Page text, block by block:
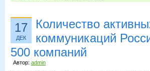
17
ДЕК
Количество
коммуникаций
500 компаний
Автор: admin